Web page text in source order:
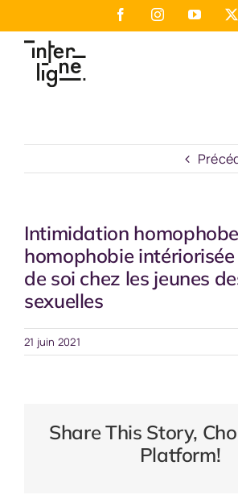
au
contenu
FacebookInstagram
Intimidation
homophobie
de soi chez les jeunes
sexuelles
21 juin 2021
Share This Story,
Platform!